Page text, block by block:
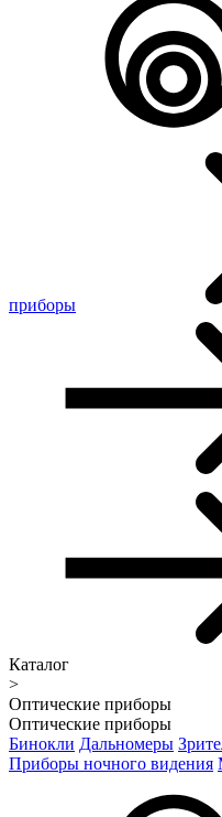
приборы
Каталог
>
Оптические приборы
Оптические приборы
Бинокли Дальномеры
Приборы ночного видения